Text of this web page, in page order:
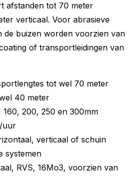
afstanden tot 70 meter
verticaal. Voor abrasieve
de buizen worden voorzien van
of transportleidingen van
tot wel 70 meter
40 meter
160, 200, 250 en 300mm
uur
verticaal of schuin
systemen
RVS, 16Mo3, voorzien van